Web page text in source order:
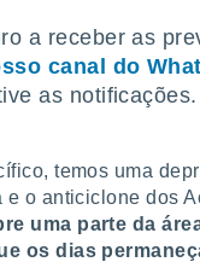
a receber as
canal do
as notificações.
temos uma
e o anticiclone dos
uma parte da
os dias